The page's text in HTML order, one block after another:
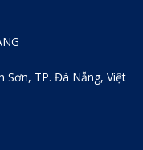
Sơn, TP. Đà Nẵng, Việt